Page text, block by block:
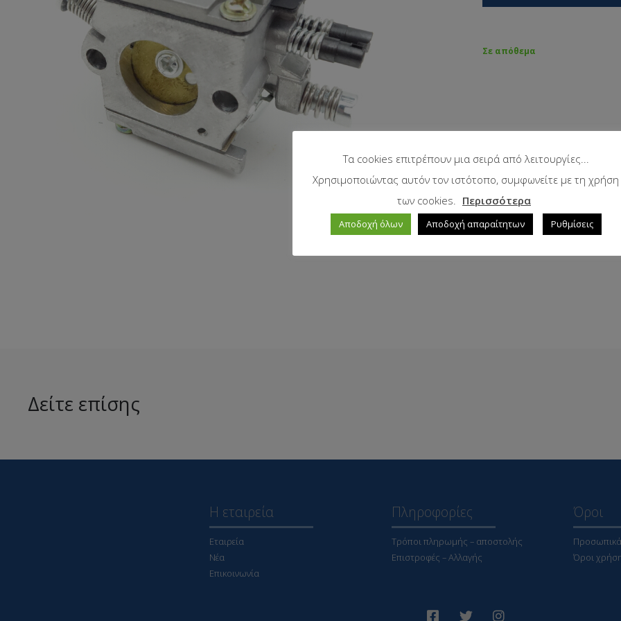
Σε απόθεμα
Δείτε επίσης
Η εταιρεία
Εταιρεία
Νέα
Επικοινωνία
Πληροφορίες
Τρόποι πληρωμής – αποστολής
Επιστροφές – Αλλαγής
Όροι
Όροι
Τα cookies επιτρέπουν μια σειρά από λειτουργίες...
Χρησιμοποιώντας αυτόν τον ιστότοπο, συμφωνείτε με τη χρήση
των cookies. Περισσότερα
Αποδοχή όλων Αποδοχή απαραίτητων Ρυθμίσεις